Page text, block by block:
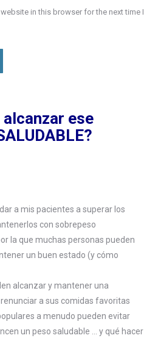
in this browser for the next time I
alcanzar ese
a mis pacientes a superar los
con sobrepeso
la que muchas personas pueden
un buen estado (y cómo
alcanzar y mantener una
a sus comidas favoritas
a menudo pueden evitar
un peso saludable … y qué hacer